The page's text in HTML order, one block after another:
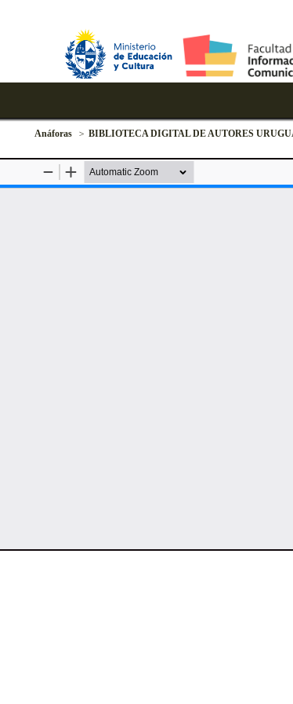
Anáforas BIBLIOTECA DIGITAL DE AUTORES